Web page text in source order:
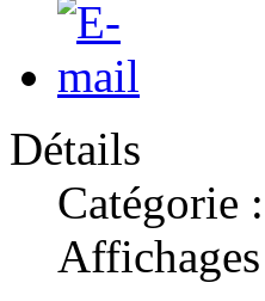
Détails
Catégorie :